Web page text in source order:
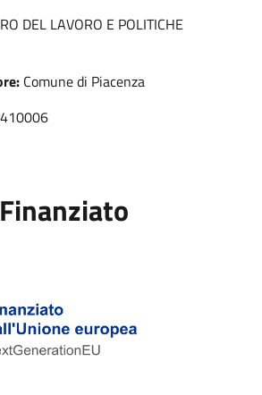
DEL LAVORO E POLITICHE
Comune di Piacenza